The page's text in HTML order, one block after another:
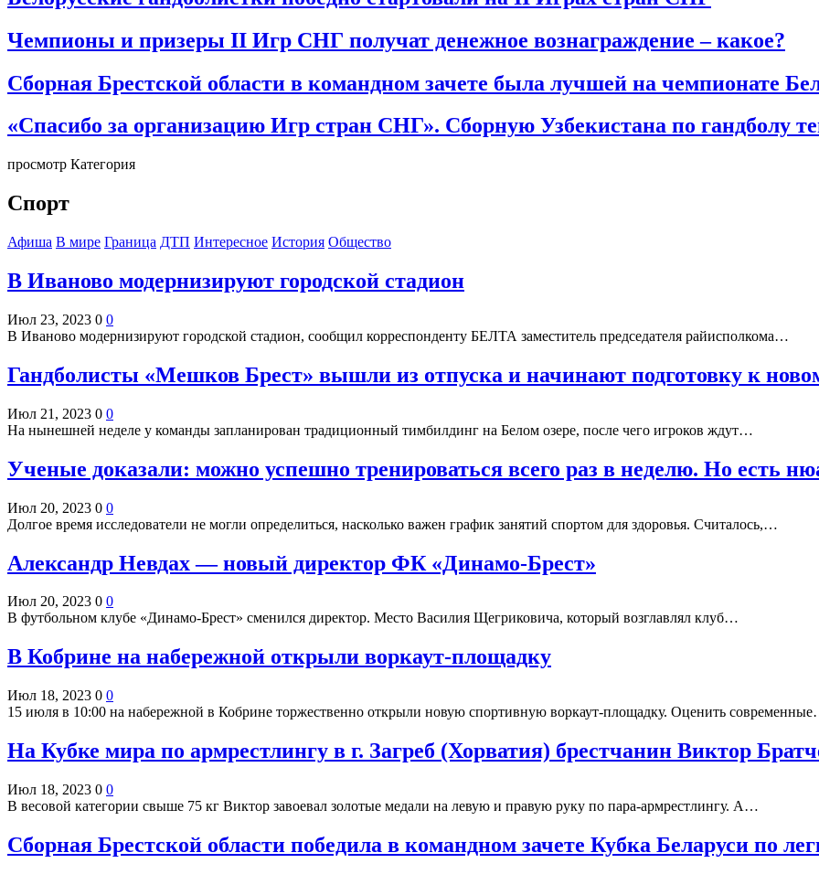
Чемпионы и призеры II Игр СНГ получат денежное вознаграждение – какое?
Сборная Брестской области в командном зачете была лучшей на чемпионате
«Спасибо за организацию Игр стран СНГ». Сборную Узбекистана по гандболу
просмотр Категория
Спорт
Афиша В мире Граница ДТП Интересное История Общество
В Иваново модернизируют городской стадион
Июл 23, 2023 0 0
В Иваново модернизируют городской стадион, сообщил корреспонденту БЕЛТА заместитель председателя райисполкома…
Гандболисты «Мешков Брест» вышли из отпуска и начинают подготовку к
Июл 21, 2023 0 0
На нынешней неделе у команды запланирован традиционный тимбилдинг на Белом озере, после чего игроков ждут…
Ученые доказали: можно успешно тренироваться всего раз в неделю. Но есть
Июл 20, 2023 0 0
Долгое время исследователи не могли определиться, насколько важен график занятий спортом для здоровья. Считалось,…
Александр Невдах — новый директор ФК «Динамо-Брест»
Июл 20, 2023 0 0
В футбольном клубе «Динамо-Брест» сменился директор. Место Василия Щегриковича, который возглавлял клуб…
В Кобрине на набережной открыли воркаут-площадку
Июл 18, 2023 0 0
15 июля в 10:00 на набережной в Кобрине торжественно открыли новую спортивную воркаут-площадку. Оценить
На Кубке мира по армрестлингу в г. Загреб (Хорватия) брестчанин Виктор
Июл 18, 2023 0 0
В весовой категории свыше 75 кг Виктор завоевал золотые медали на левую и правую руку по пара-армрестлингу. А…
Сборная Брестской области победила в командном зачете Кубка Беларуси по